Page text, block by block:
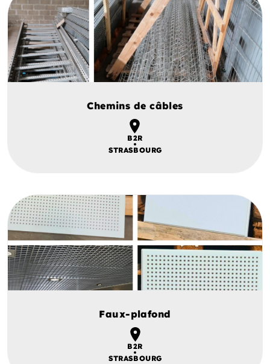
Chemins de câbles
B2R
STRASBOURG
Faux-plafond
B2R
STRASBOURG